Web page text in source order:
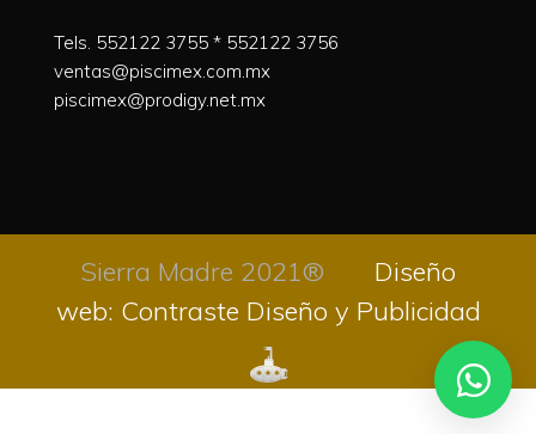
Tels. 552122 3755 * 552122 3756
ventas@piscimex.com.mx
piscimex@prodigy.net.mx
Sierra Madre 2021®
Diseño
web: Contraste Diseño y Publicidad